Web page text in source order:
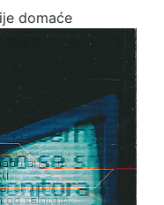
domaće